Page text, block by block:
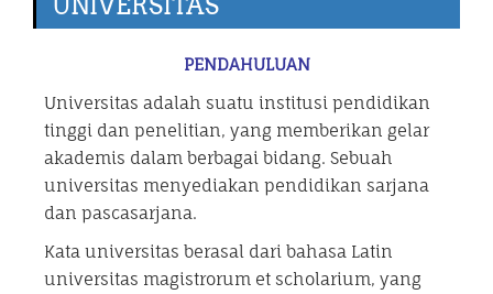
PENDAHULUAN
Universitas adalah suatu institusi pendidikan
tinggi dan penelitian, yang memberikan gelar
akademis dalam berbagai bidang. Sebuah
universitas menyediakan pendidikan sarjana
dan pascasarjana.
Kata universitas berasal dari bahasa Latin
universitas magistrorum et scholarium, yang